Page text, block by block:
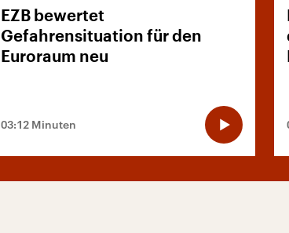
EZB bewertet
Gefahrensituation für den
Euroraum neu
03:12 Minuten